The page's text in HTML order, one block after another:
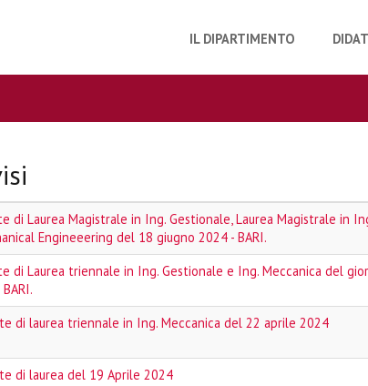
IL DIPARTIMENTO
di Laurea Magistrale in Ing. Gestionale, Laurea Magistrale in
Engineeering del 18 giugno 2024 - BARI.
di Laurea triennale in Ing. Gestionale e Ing. Meccanica del
di laurea triennale in Ing. Meccanica del 22 aprile 2024
di laurea del 19 Aprile 2024